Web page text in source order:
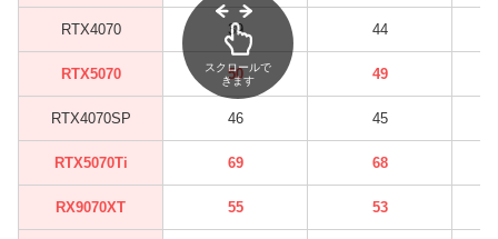
RTX4070 39 44
RTX5070 50 49
RTX4070SP 46 45
RTX5070Ti 69 68
RX9070XT 55 53
スクロールで
きます